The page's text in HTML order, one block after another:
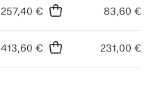
257,40 € 83,60 €
413,60 € 231,00 €